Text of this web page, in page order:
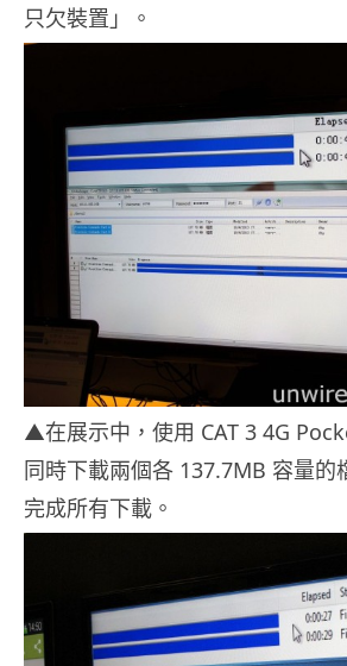
只欠裝置」。
▲在展示中，使用 CAT 3 4G
同時下載兩個各 137.7MB 容量的
完成所有下載。